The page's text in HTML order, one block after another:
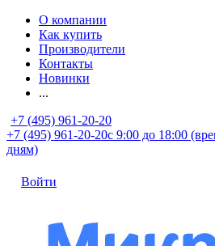
О компании
Как купить
Производители
Контакты
Новинки
...
+7 (495) 961-20-20
+7 (495) 961-20-20с 9:00 до 18:00
дням)
Войти